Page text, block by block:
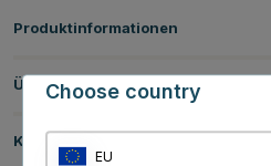
Produktinformationen
Über die Marke
Kundenbewertungen
Choose country
EU